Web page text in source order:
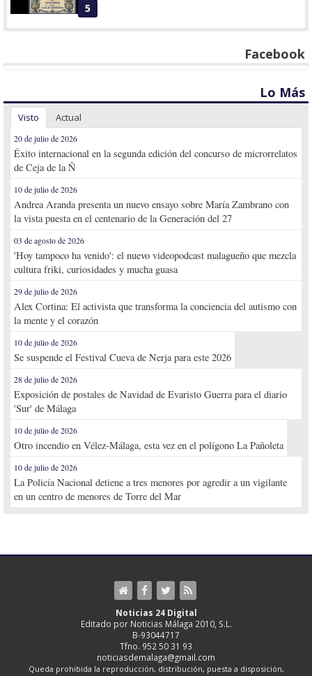
5
Facebook
Lo Más
Visto Actual
20 de julio de 2026
Éxito internacional en la segunda edición del concurso de microrrelatos
de Ceja de la Ñ
10 de julio de 2026
Andrea Aranda presenta un nuevo ensayo sobre María Zambrano con
la vista puesta en el centenario de la Generación del 27
03 de agosto de 2026
'Hoy tampoco ha venido': el nuevo videopodcast malagueño que mezcla
cultura friki, curiosidades y mucha guasa
29 de julio de 2026
Alex Cortina: El activista que transforma la conciencia del autismo con
la mente y el corazón
10 de julio de 2026
Se suspende el Festival Cueva de Nerja para este 2026
28 de julio de 2026
Exposición de postales de Navidad de Evaristo Guerra para el diario
'Sur' de Málaga
10 de julio de 2026
Otro incendio en Vélez-Málaga, esta vez en el polígono La Pañoleta
10 de julio de 2026
La Policía Nacional detiene a tres menores por agredir a un vigilante
en un centro de menores de Torre del Mar
Noticias 24 Digital
Editado por Noticias Málaga 2010, S.L.
B-93044717
Tfno. 952 50 31 93
noticiasdemalaga@gmail.com
Queda prohibida la reproducción, distribución, puesta a disposición,